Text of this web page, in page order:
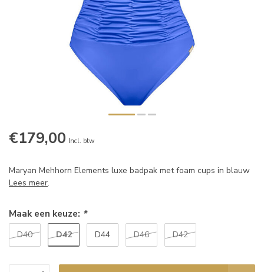
€179,00 Incl. btw
Maryan Mehhorn Elements luxe badpak met foam cups in blauw
Lees meer.
Maak een keuze: *
D40 D42 D44 D46 D42